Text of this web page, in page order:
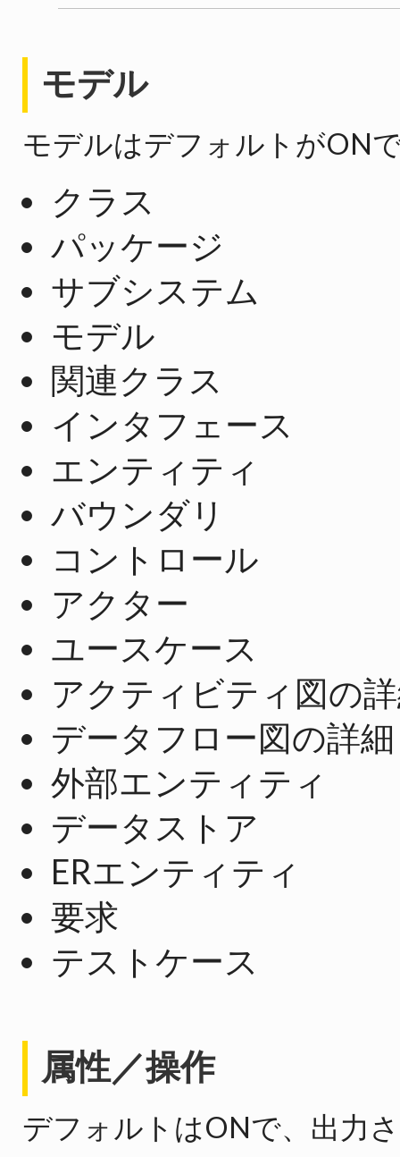
モデル
モデルはデフォルトがON
クラス
パッケージ
サブシステム
モデル
関連クラス
インタフェース
エンティティ
バウンダリ
コントロール
アクター
ユースケース
アクティビティ図の
データフロー図の詳細
外部エンティティ
データストア
ERエンティティ
要求
テストケース
属性／操作
デフォルトはONで、出力